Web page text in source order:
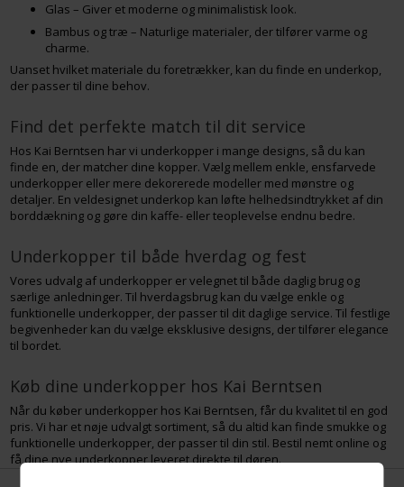
Glas – Giver et moderne og minimalistisk look.
Bambus og træ – Naturlige materialer, der tilfører varme og
charme.
Uanset hvilket materiale du foretrækker, kan du finde en underkop,
der passer til dine behov.
Find det perfekte match til dit service
Hos Kai Berntsen har vi underkopper i mange designs, så du kan
finde en, der matcher dine kopper. Vælg mellem enkle, ensfarvede
underkopper eller mere dekorerede modeller med mønstre og
detaljer. En veldesignet underkop kan løfte helhedsindtrykket af din
borddækning og gøre din kaffe- eller teoplevelse endnu bedre.
Underkopper til både hverdag og fest
Vores udvalg af underkopper er velegnet til både daglig brug og
særlige anledninger. Til hverdagsbrug kan du vælge enkle og
funktionelle underkopper, der passer til dit daglige service. Til festlige
begivenheder kan du vælge eksklusive designs, der tilfører elegance
til bordet.
Køb dine underkopper hos Kai Berntsen
Når du køber underkopper hos Kai Berntsen, får du kvalitet til en god
pris. Vi har et nøje udvalgt sortiment, så du altid kan finde smukke og
funktionelle underkopper, der passer til din stil. Bestil nemt online og
få dine nye underkopper leveret direkte til døren.